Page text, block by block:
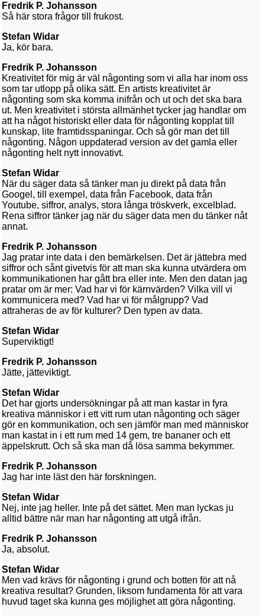
Fredrik P. Johansson
Så här stora frågor till frukost.
Stefan Widar
Ja, kör bara.
Fredrik P. Johansson
Kreativitet för mig är väl någonting som vi alla har inom oss
som tar utlopp på olika sätt. En artists kreativitet är
någonting som ska komma inifrån och ut och det ska bara
ut. Men kreativitet i största allmänhet tycker jag handlar om
att ha något historiskt eller data för någonting kopplat till
kunskap, lite framtidsspaningar. Och så gör man det till
någonting. Någon uppdaterad version av det gamla eller
någonting helt nytt innovativt.
Stefan Widar
När du säger data så tänker man ju direkt på data från
Googel, till exempel, data från Facebook, data från
Youtube, siffror, analys, stora långa tröskverk, excelblad.
Rena siffror tänker jag när du säger data men du tänker nåt
annat.
Fredrik P. Johansson
Jag pratar inte data i den bemärkelsen. Det är jättebra med
siffror och sånt givetvis för att man ska kunna utvärdera om
kommunikationen har gått bra eller inte. Men den datan jag
pratar om är mer: Vad har vi för kärnvärden? Vilka vill vi
kommunicera med? Vad har vi för målgrupp? Vad
attraheras de av för kulturer? Den typen av data.
Stefan Widar
Superviktigt!
Fredrik P. Johansson
Jätte, jätteviktigt.
Stefan Widar
Det har gjorts undersökningar på att man kastar in fyra
kreativa människor i ett vitt rum utan någonting och säger
gör en kommunikation, och sen jämför man med människor
man kastat in i ett rum med 14 gem, tre bananer och ett
äppelskrutt. Och så ska man då lösa samma bekymmer.
Fredrik P. Johansson
Jag har inte läst den här forskningen.
Stefan Widar
Nej, inte jag heller. Inte på det sättet. Men man lyckas ju
alltid bättre när man har någonting att utgå ifrån.
Fredrik P. Johansson
Ja, absolut.
Stefan Widar
Men vad krävs för någonting i grund och botten för att nå
kreativa resultat? Grunden, liksom fundamenta för att vara
huvud taget ska kunna ges möjlighet att göra någonting.